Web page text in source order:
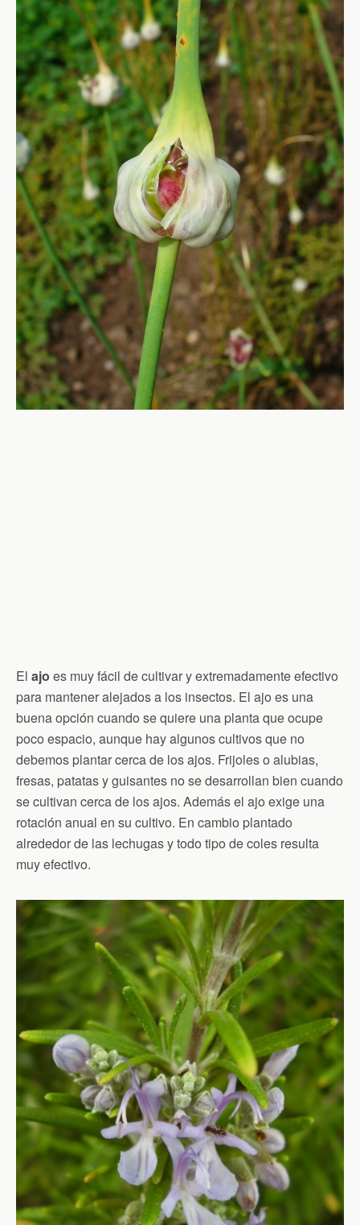
El ajo es muy fácil de cultivar y extremadamente efectivo
para mantener alejados a los insectos. El ajo es una
buena opción cuando se quiere una planta que ocupe
poco espacio, aunque hay algunos cultivos que no
debemos plantar cerca de los ajos. Frijoles o alubias,
fresas, patatas y guisantes no se desarrollan bien cuando
se cultivan cerca de los ajos. Además el ajo exige una
rotación anual en su cultivo. En cambio plantado
alrededor de las lechugas y todo tipo de coles resulta
muy efectivo.